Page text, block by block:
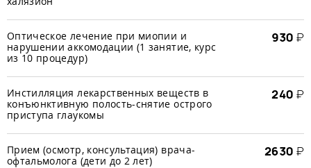
Оптическое лечение при миопии и
нарушении аккомодации (1 занятие, курс
из 10 процедур)
930 ₽
Инстилляция лекарственных веществ в
конъюнктивную полость-снятие острого
приступа глаукомы
240 ₽
Прием (осмотр, консультация) врача-
офтальмолога (дети до 2 лет)
2630 ₽